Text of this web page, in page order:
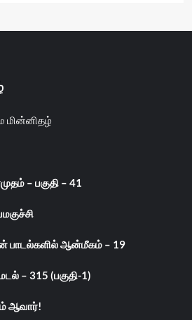
– பகுதி – 41
பாடல்களில் ஆன்மீகம் – 19
– 315 (பகுதி-1)
ஆவார்!